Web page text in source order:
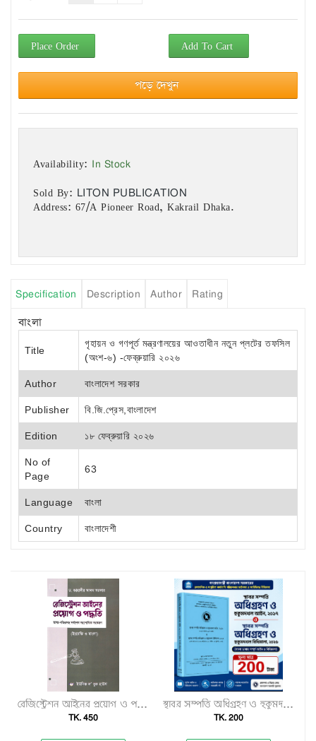
Place Order Add To Cart
পড়ে দেখুন
Availability: In Stock
Sold By: LITON PUBLICATION
Address: 67/A Pioneer Road, Kakrail Dhaka.
Specification Description Author Rating
বাংলা
Title
গৃহায়ন ও গণপূর্ত মন্ত্রণালয়ের আওতাধীন নতুন প্লটের তফসিল
(অংশ-৬) -ফেব্রুয়ারি ২০২৬
Author বাংলাদেশ সরকার
Publisher বি.জি.প্রেস,বাংলাদেশ
Edition ১৮ ফেব্রুয়ারি ২০২৬
No of
Page
63
Language বাংলা
Country বাংলাদেশী
রেজিস্ট্রেশন আইনের প্রয়োগ ও পদ্ধতি"
TK. 450
স্থাবর সম্পত্তি অধিগ্রহণ ও হুকুমদখল আইন, ২০১৭ এবং স্থাবর সম্পত্তি অধিগ্রহণ ও হুকুমদখল বিধিমালা, ২০২৬"
TK. 200